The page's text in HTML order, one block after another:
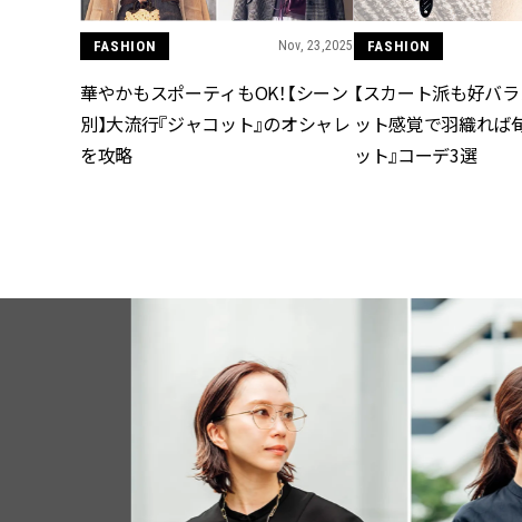
FASHION Nov, 23,2025
華やかもスポーティもOK！【シーン
別】大流行『ジャコット』のオシャレ
を攻略
FASHION
【スカート派も好バ
ット感覚で羽織れば
ット』コーデ3選